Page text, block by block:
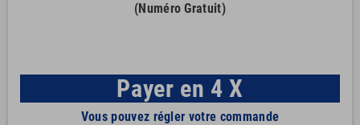
(Numéro Gratuit)
Payer en 4 X
Vous pouvez régler votre commande